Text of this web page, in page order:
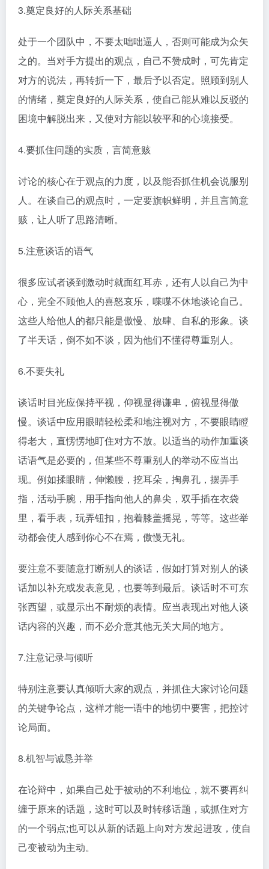
3.奠定良好的人际关系基础
处于一个团队中，不要太咄咄逼人，否则可能成为众矢
之的。当对手方提出的观点，自己不赞成时，可先肯定
对方的说法，再转折一下，最后予以否定。照顾到别人
的情绪，奠定良好的人际关系，使自己能从难以反驳的
困境中解脱出来，又使对方能以较平和的心境接受。
4.要抓住问题的实质，言简意赅
讨论的核心在于观点的力度，以及能否抓住机会说服别
人。在谈自己的观点时，一定要旗帜鲜明，并且言简意
赅，让人听了思路清晰。
5.注意谈话的语气
很多应试者谈到激动时就面红耳赤，还有人以自己为中
心，完全不顾他人的喜怒哀乐，喋喋不休地谈论自己。
这些人给他人的都只能是傲慢、放肆、自私的形象。谈
了半天话，倒不如不谈，因为他们不懂得尊重别人。
6.不要失礼
谈话时目光应保持平视，仰视显得谦卑，俯视显得傲
慢。谈话中应用眼睛轻松柔和地注视对方，不要眼睛瞪
得老大，直愣愣地盯住对方不放。以适当的动作加重谈
话语气是必要的，但某些不尊重别人的举动不应当出
现。例如揉眼睛，伸懒腰，挖耳朵，掏鼻孔，摆弄手
指，活动手腕，用手指向他人的鼻尖，双手插在衣袋
里，看手表，玩弄钮扣，抱着膝盖摇晃，等等。这些举
动都会使人感到你心不在焉，傲慢无礼。
要注意不要随意打断别人的谈话，假如打算对别人的谈
话加以补充或发表意见，也要等到最后。谈话时不可东
张西望，或显示出不耐烦的表情。应当表现出对他人谈
话内容的兴趣，而不必介意其他无关大局的地方。
7.注意记录与倾听
特别注意要认真倾听大家的观点，并抓住大家讨论问题
的关键争论点，这样才能一语中的地切中要害，把控讨
论局面。
8.机智与诚恳并举
在论辩中，如果自己处于被动的不利地位，就不要再纠
缠于原来的话题，这时可以及时转移话题，或抓住对方
的一个弱点;也可以从新的话题上向对方发起进攻，使自
己变被动为主动。